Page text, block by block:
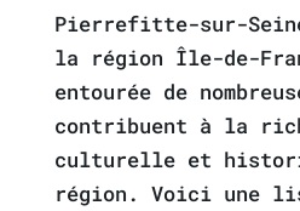
Pierrefitte-sur-
la région Île-de-
entourée de
contribuent à la
culturelle et
région. Voici une